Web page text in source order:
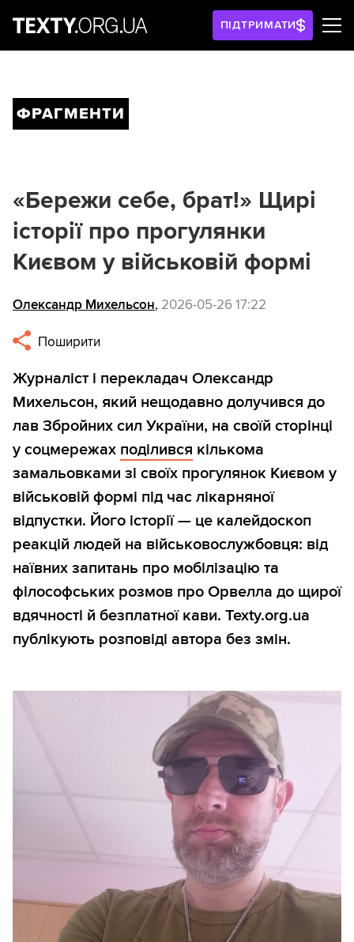
ПІДТРИМАТИ
ФРАГМЕНТИ
«Бережи себе, брат!» Щирі
історії про прогулянки
Києвом у військовій формі
Олександр Михельсон, 2026-05-26 17:22
Поширити
Журналіст і перекладач Олександр
Михельсон, який нещодавно долучився до
лав Збройних сил України, на своїй сторінці
у соцмережах поділився кількома
замальовками зі своїх прогулянок Києвом у
військовій формі під час лікарняної
відпустки. Його історії — це калейдоскоп
реакцій людей на військовослужбовця: від
наївних запитань про мобілізацію та
філософських розмов про Орвелла до щирої
вдячності й безплатної кави. Texty.org.ua
публікують розповіді автора без змін.